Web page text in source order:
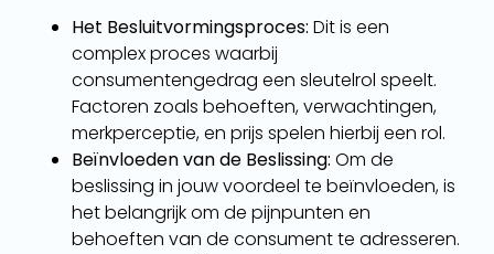
Het Besluitvormingsproces: Dit is een
complex proces waarbij
consumentengedrag een sleutelrol speelt.
Factoren zoals behoeften, verwachtingen,
merkperceptie, en prijs spelen hierbij een rol.
Beïnvloeden van de Beslissing: Om de
beslissing in jouw voordeel te beïnvloeden, is
het belangrijk om de pijnpunten en
behoeften van de consument te adresseren.